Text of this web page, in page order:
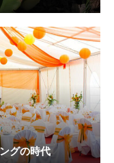
グの時代